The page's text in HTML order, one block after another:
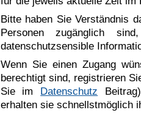
Bitte haben Sie Verständnis
Personen zugänglich
datenschutzsensible
Wenn Sie einen Zugang
berechtigt sind, registrieren
Sie im
Datenschutz
erhalten sie schnellstmöglich